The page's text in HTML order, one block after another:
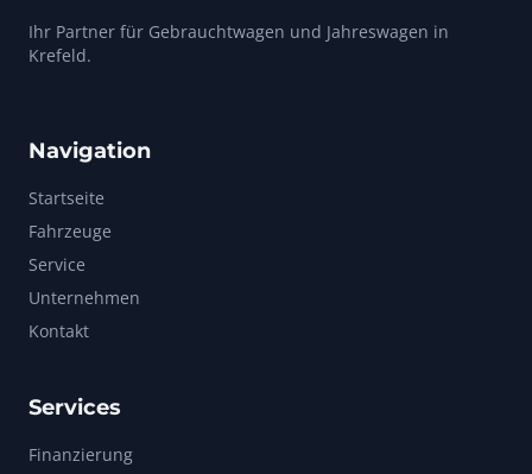
Ihr Partner für Gebrauchtwagen und Jahreswagen in
Krefeld.
Navigation
Startseite
Fahrzeuge
Service
Unternehmen
Kontakt
Services
Finanzierung